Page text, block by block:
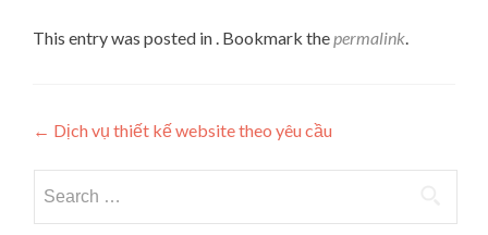
This entry was posted in . Bookmark thepermalink.
Post navigation
← Dịch vụ thiết kế website theo yêu cầu